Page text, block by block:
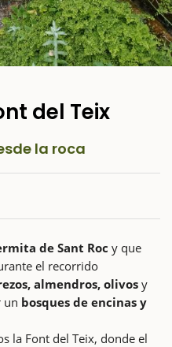
del Teix
la roca
de Sant Roc y que
el recorrido
almendros, olivosy
un bosques de encinas y
la Font del Teix, donde el